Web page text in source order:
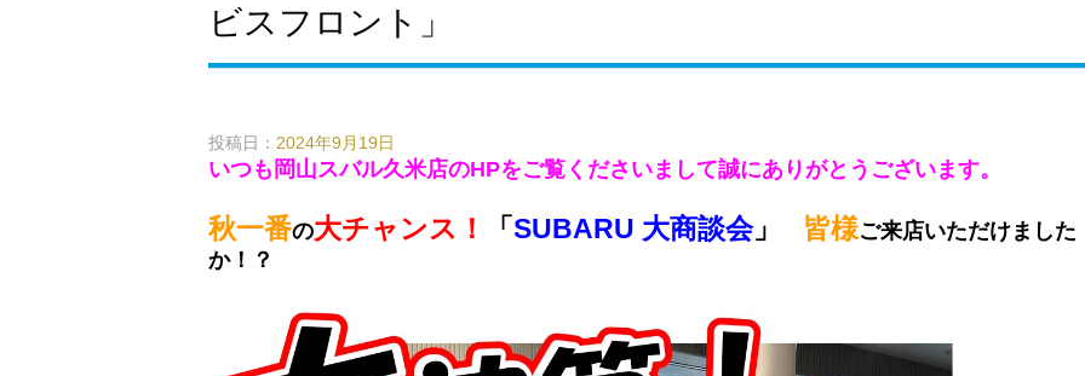
ビスフロント」
投稿日： 2024年9月19日
いつも岡山スバル久米店のHPをご覧くださいまして誠にありがとうございます。
秋一番の大チャンス！ 「SUBARU 大商談会」 皆様ご来店いただけました
か！？